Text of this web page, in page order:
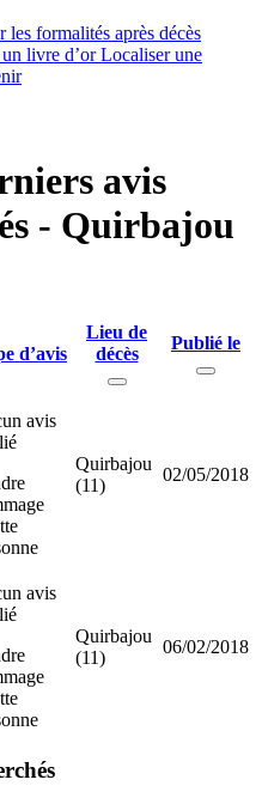
les formalités après décès
livre d’orLocaliser une
avis
- Quirbajou
d’avis
Lieu de
décès
Publié le
avis
Quirbajou
(11)
02/05/2018
avis
Quirbajou
(11)
06/02/2018